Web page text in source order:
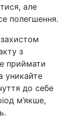
але
полегшення.
з
приймати
уникайте
до себе
м’якше,